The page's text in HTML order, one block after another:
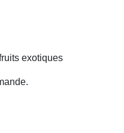
exotiques